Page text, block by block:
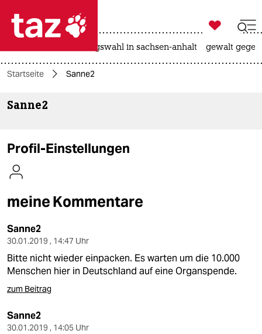
 taz zahl ich
themen
kultur
sport
berlin
nord
wahrheit

taz zahl ich
landtagswahl in sachsen-anhalt gewalt
Startseite Sanne2
Sanne2
Profil-Einstellungen
meine Kommentare
Sanne2
30.01.2019 , 14:47 Uhr
Bitte nicht wieder einpacken. Es warten um die 10.000
Menschen hier in Deutschland auf eine Organspende.
zum Beitrag
Sanne2
30.01.2019 , 14:05 Uhr